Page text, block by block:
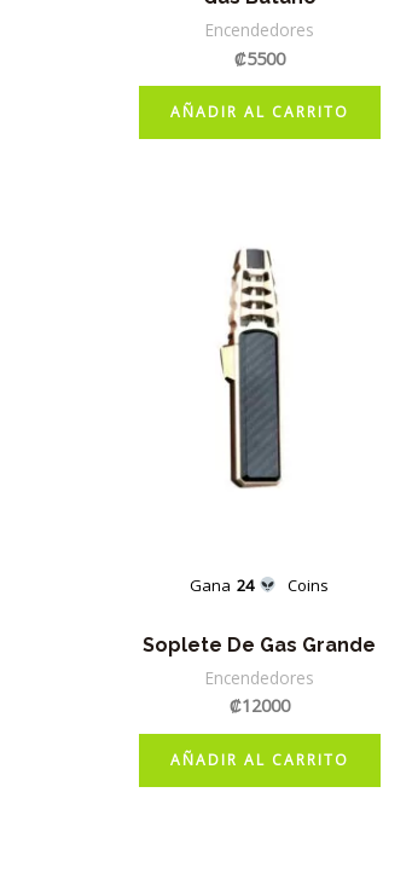
Encendedores
₡5500
AÑADIR AL CARRITO
Gana 24 Coins
Soplete De Gas Grande
Encendedores
₡12000
AÑADIR AL CARRITO